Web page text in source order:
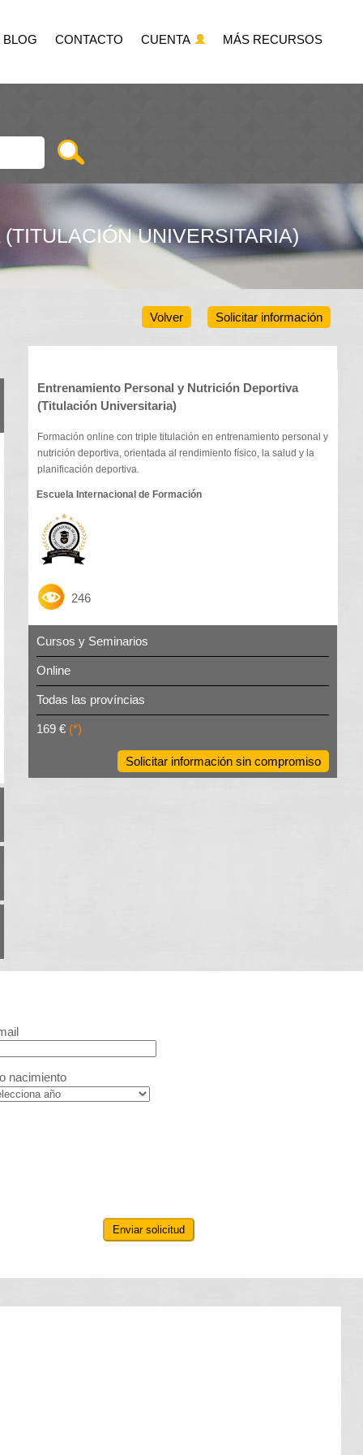
BLOG CONTACTO CUENTA MÁS RECURSOS
UNIVERSITARIA)
Solicitar información
Volver
Entrenamiento Personal y Nutrición Deportiva
(Titulación Universitaria)
Formación online con triple titulación en entrenamiento personal y
nutrición deportiva, orientada al rendimiento físico, la salud y la
planificación deportiva.
Escuela Internacional de Formación
246
Cursos y Seminarios
Online
Todas las províncias
169 € (*)
Solicitar información sin compromiso
nacimiento
Enviar solicitud